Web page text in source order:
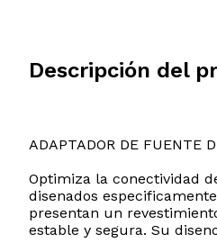
Descripción del
ADAPTADOR DE FUENTE
Optimiza la conectividad
disenados
presentan un
estable y segura. Su